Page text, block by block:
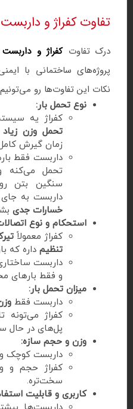
تفاوت کفراژ و
درک تفاوتکفراژ و
پروژه‌های ساختمانی با
نکات این تفاوت‌ها رو
نوع تحمل بار:
کفراژ یه
تحمل وزن زیاد
زمان گیرش
داربست فقط
تحمل می‌کنه
سنگین بتن رو
داربست به جای
خسارات جدی
استحکام و نوع
کفراژ معمولاً
تنظیم داره که
داربست
و فقط بارهای
میزان تحمل بار:
داربست فقط
کفراژ می‌تونه
پل‌های در حال
وزن و حجم سازه:
داربست کوچک و
کفراژ حجم و
سخت‌تره.
کاربری و قابلیت